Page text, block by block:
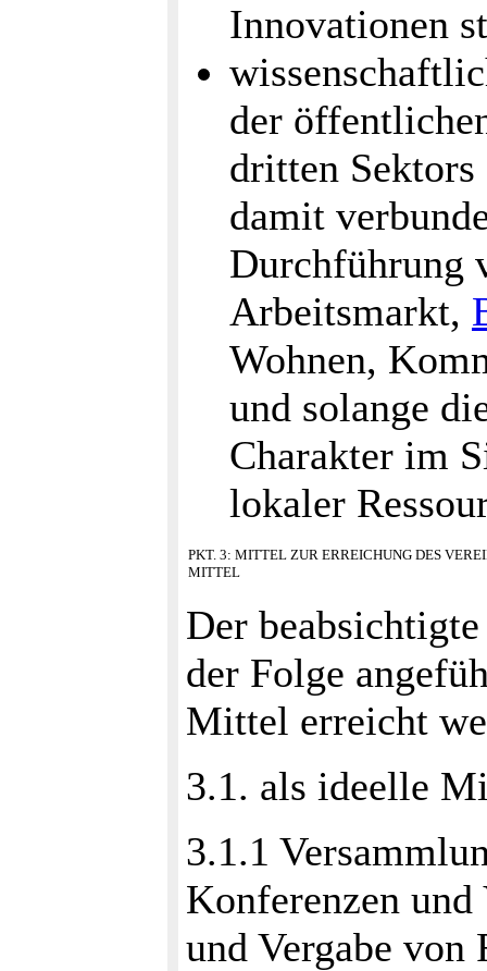
Innovationen
der
dritten
damit
Durchführung
Arbeitsmarkt,
Wohnen,
und solange
Charakter im
lokaler
PKT. 3: MITTEL ZUR ERREICHUNG DES
MITTEL
Der
der Folge
Mittel erreicht
3.1. als ideelle
3.1.1
Konferenzen
und Vergabe von